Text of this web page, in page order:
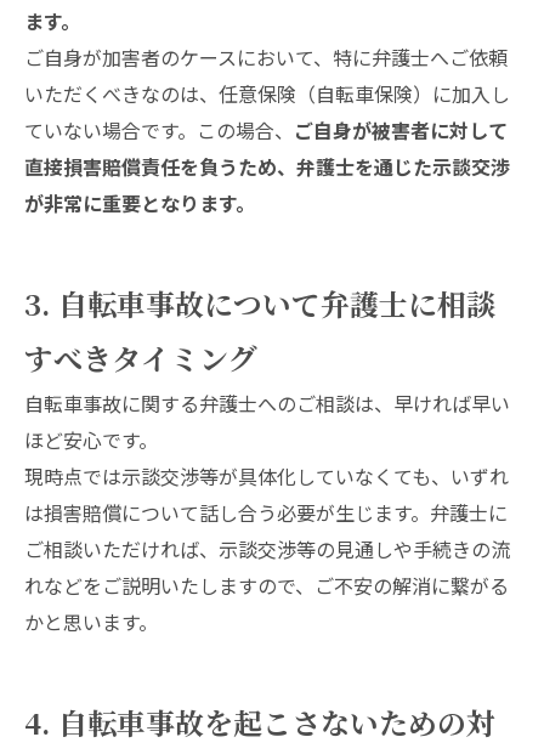
ます。
ご自身が加害者のケースにおいて、特に弁護士へご依頼
いただくべきなのは、任意保険（自転車保険）に加入し
ていない場合です。この場合、 ご自身が被害者に対して
直接損害賠償責任を負うため、弁護士を通じた示談交渉
が非常に重要となります。
3. 自転車事故について弁護士に相談
すべきタイミング
自転車事故に関する弁護士へのご相談は、早ければ早い
ほど安心です。
現時点では示談交渉等が具体化していなくても、いずれ
は損害賠償について話し合う必要が生じます。弁護士に
ご相談いただければ、示談交渉等の見通しや手続きの流
れなどをご説明いたしますので、ご不安の解消に繋がる
かと思います。
4. 自転車事故を起こさないための対